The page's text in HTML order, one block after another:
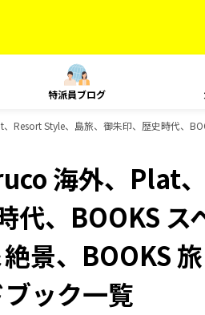
特派員ブログ
Resort Style、島旅、御朱印、歴史時代、
海外、Plat
、BOOKS ス
景、BOOKS
ック一覧